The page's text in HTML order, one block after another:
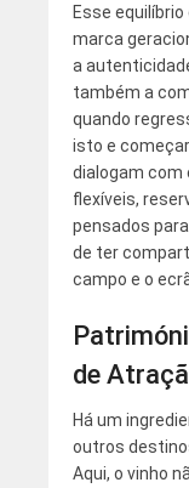
Esse
marca
a
também a
quando
isto e
dialogam com
flexíveis,
pensados
de ter
campo e o
de
Há um
outros
Aqui, o vinho